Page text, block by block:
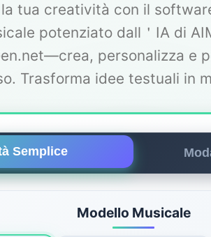
tua creatività con il
potenziato dall＇IA di
personalizza e
Trasforma idee testuali in
Semplice
Modello Musicale